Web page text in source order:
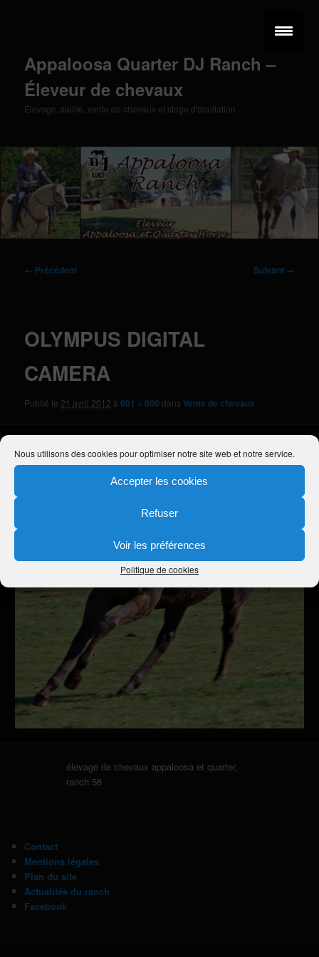
Nous utilisons des cookies pour optimiser notre site web et notre service.
Accepter les cookies
Refuser
Voir les préférences
Politique de cookies
Appaloosa Quarter DJ Ranch –
Éleveur de chevaux
Élevage, saillie, vente de chevaux et stage d'équitation
Navigation
← Précédent Suivant →
OLYMPUS DIGITAL
CAMERA
Publié le 21 avril 2012 à601 × 600 dansVente de chevaux
élevage de chevaux appaloosa et quarter,
ranch 56
Contact
Mentions légales
Plan du site
Actualités du ranch
Facebook